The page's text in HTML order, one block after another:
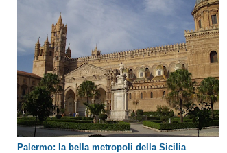
Palermo: la bella metropoli della Sicilia